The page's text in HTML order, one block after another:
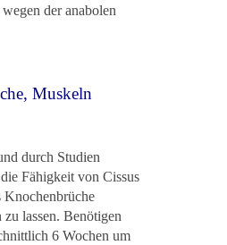
der anabolen
Muskeln
durch Studien
Fähigkeit von Cissus
Knochenbrüche
zu lassen. Benötigen
6 Wochen um